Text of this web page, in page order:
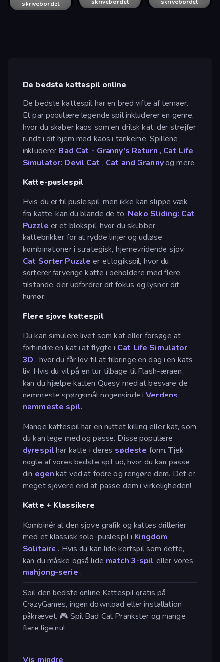
skrivebordet
skrivebordet
skrivebordet
skrivebordet
De bedste kattespil online
De bedste kattespil har en bred vifte af temaer.
Et par populære legende spil inkluderer en genre,
hvor du skaber kaos som en drilsk kat, der strejfer
rundt i dit hjem med kaos i tankerne. Spillene
inkluderer Bad Cat - Granny's Return , Cat Life
Simulator: Devil Cat , Cat and Grannyog mere.
Katte-puslespil
Hvis du er til puslespil, men ikke kan slippe væk
fra katte, kan du blande de to. Neko Sliding: Cat
Puzzle er et blokspil, hvor du skubber
kattebrikker for at rydde linjer og udløse
kombinationer i strategisk, hjernevridende sjov.
Cat Sorter Puzzle er et logikspil, hvor du
sorterer farverige katte i beholdere med flere
tilstande, der udfordrer dit fokus og lysner dit
humør.
Flere sjove kattespil
Du kan simulere livet som kat eller forsøge at
forhindre en kat i at flygte i Cat Life Simulator
3D , hvor du får lov til at tilbringe en dag i en kats
liv. Hvis du vil på en tur tilbage til Flash-æraen,
kan du hjælpe katten Quesy med at besvare de
nemmeste spørgsmål nogensinde iVerdens
nemmeste spil.
Mange kattespil har en nuttet killing eller kat, som
du kan lege med og passe. Disse populære
dyrespil har katte i deres sødeste form. Tjek
nogle af vores bedste spil ud, hvor du kan passe
din egen kat ved at fodre og rengøre dem. Det er
meget sjovere end at passe dem i virkeligheden!
Katte + Klassikere
Kombinér al den sjove grafik og kattes drillerier
med et klassisk solo-puslespil i Kingdom
Solitaire . Hvis du kan lide kortspil som dette,
kan du måske også lide match 3-spil eller vores
mahjong-serie .
Spil den bedste online Kattespil gratis på
CrazyGames, ingen download eller installation
påkrævet. 🎮 Spil Bad Cat Prankster og mange
flere lige nu!
Vis mindre